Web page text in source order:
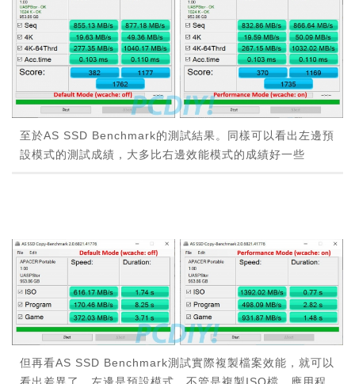
至於AS SSD Benchmark的測試結果。同樣可以看出左邊預
設模式的測試成績，大多比右邊效能模式的成績好一些
但再看AS SSD Benchmark測試實際複製檔案效能，就可以
看出差異了。左邊是預設模式，不管是複製ISO檔、應用程